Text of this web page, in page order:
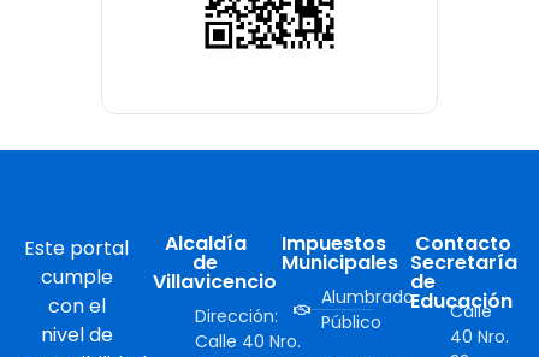
Este portal
cumple
con el
nivel de
Alcaldía
de
Villavicencio
Dirección:
Calle 40 Nro.
Impuestos
Municipales
Alumbrado
Público
Contacto
Secretaría
de
Educación
Calle
40 Nro.